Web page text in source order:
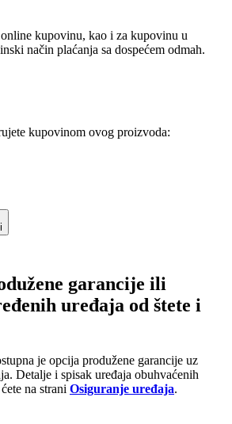
kupovinu, kao i za kupovinu u
način plaćanja sa dospećem odmah.
kupovinom ovog proizvoda:
garancije ili
uređaja od štete i
je opcija produžene garancije uz
Detalje i spisak uređaja obuhvaćenih
na strani Osiguranje uređaja.